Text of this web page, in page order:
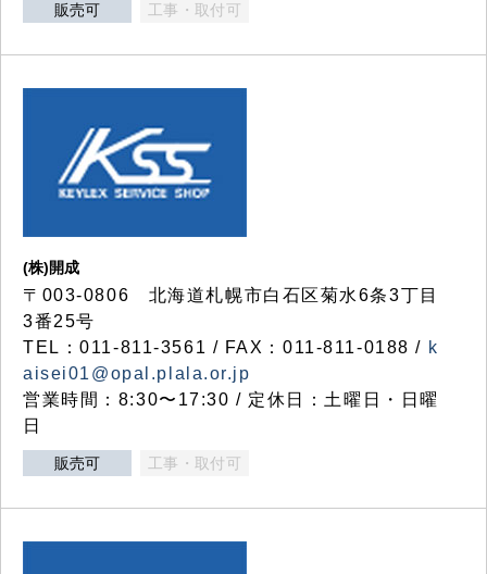
販売可 工事・取付可
(株)開成
〒003-0806 北海道札幌市白石区菊水6条3丁目
3番25号
TEL：011-811-3561 / FAX：011-811-0188 / k
aisei01@opal.plala.or.jp
営業時間：8:30〜17:30 / 定休日：土曜日・日曜
日
販売可 工事・取付可